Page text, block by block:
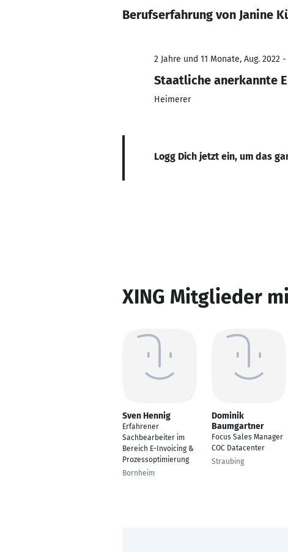
Berufserfahrung von Janine
2 Jahre und 11 Monate, Aug. 2022 -
Staatliche anerkannte
Heimerer
Logg Dich jetzt ein, um das
XING Mitglieder
Sven Hennig
Erfahrener
Sachbearbeiter im
Bereich E-Invoicing &
Prozessoptimierung
Bornheim
Dominik
Baumgartner
Focus Sales Manager
COC Datacenter
Straubing